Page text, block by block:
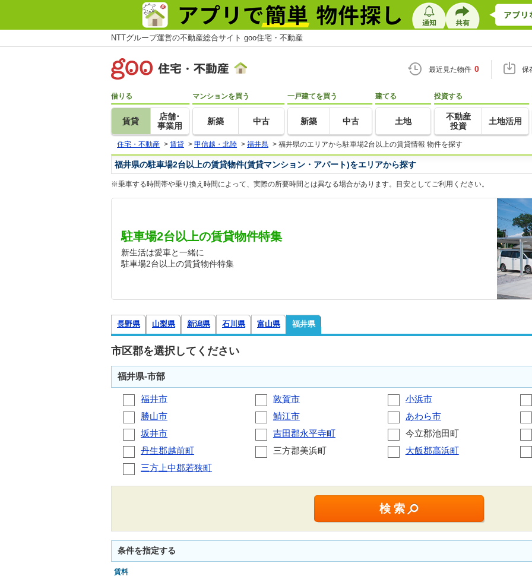
NTTグループ運営の不動産総合サイト goo住宅・不動産
最近見た物件 0 保
借りる
賃貸
店舗･
事業用
マンションを買う
新築 中古
一戸建てを買う
新築 中古
建てる
土地
投資する
不動産
投資
土地活用
住宅・不動産 > 賃貸 > 甲信越・北陸 > 福井県 > 福井県のエリアから駐車場2台以上の賃貸情報 物件を探す
福井県の駐車場2台以上の賃貸物件(賃貸マンション・アパート)をエリアから探す
※乗車する時間帯や乗り換え時間によって、実際の所要時間とは異なる場合があります。目安としてご利用ください。
駐車場2台以上の賃貸物件特集
新生活は愛車と一緒に
駐車場2台以上の賃貸物件特集
長野県 山梨県 新潟県 石川県 富山県 福井県
市区郡を選択してください
福井県-市部
福井市 敦賀市 小浜市
勝山市
鯖江市 あわら市
坂井市
吉田郡永平寺町 今立郡池田町
丹生郡越前町
三方郡美浜町 大飯郡高浜町
三方上中郡若狭町
条件を指定する
賃料